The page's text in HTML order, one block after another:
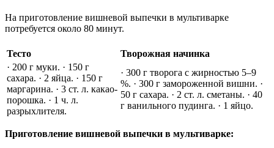
На приготовление вишневой выпечки в мультиварке
потребуется около 80 минут.
Тесто
Творожная начинка
· 200 г муки. · 150 г
сахара. · 2 яйца. · 150 г
маргарина. · 3 ст. л. какао-
порошка. · 1 ч. л.
разрыхлителя.
· 300 г творога с жирностью 5–9
%. · 300 г замороженной вишни. ·
50 г сахара. · 2 ст. л. сметаны. · 40
г ванильного пудинга. · 1 яйцо.
Приготовление вишневой выпечки в мультиварке: